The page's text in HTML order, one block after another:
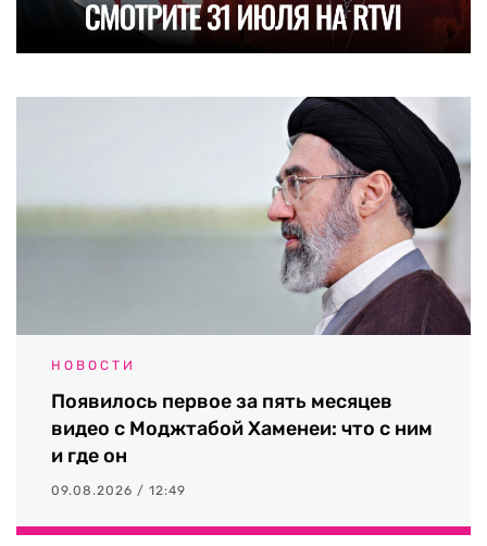
НОВОСТИ
Появилось первое за пять месяцев
видео с Моджтабой Хаменеи: что с ним
и где он
09.08.2026 / 12:49